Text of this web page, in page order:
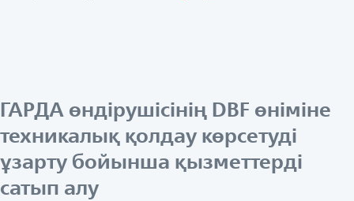
ГАРДА өндірушісінің DBF өніміне
техникалық қолдау көрсетуді
ұзарту бойынша қызметтерді
сатып алу